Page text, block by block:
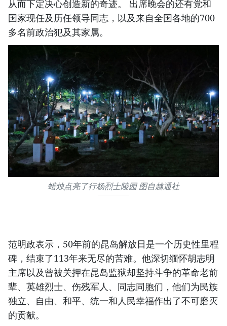
从而下定决心创造新的奇迹。 出席晚会的还有党和
国家现任及历任领导同志，以及来自全国各地的700
多名前政治犯及其家属。
蜡烛点亮了行杨烈士陵园 图自越通社
范明政表示，50年前的昆岛解放日是一个历史性里程
碑，结束了113年来无尽的苦难。他深切缅怀胡志明
主席以及曾被关押在昆岛监狱却坚持斗争的革命老前
辈、英雄烈士、伤残军人、同志同胞们，他们为民族
独立、自由、和平、统一和人民幸福作出了不可磨灭
的贡献。